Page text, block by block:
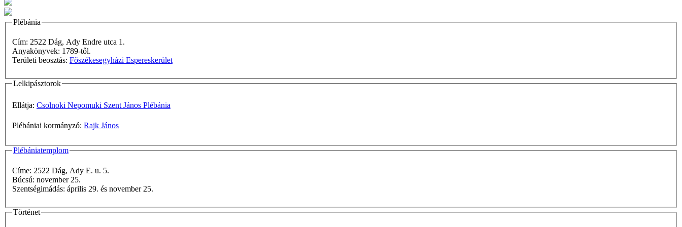
Plébánia
Cím: 2522 Dág, Ady Endre utca 1.
Anyakönyvek: 1789-től.
Területi beosztás: Főszékesegyházi Espereskerület
Lelkipásztorok
Ellátja: Csolnoki Nepomuki Szent János Plébánia
Plébániai kormányzó: Rajk János
Plébániatemplom
Címe: 2522 Dág, Ady E. u. 5.
Búcsú: november 25.
Szentségimádás: április 29. és november 25.
Történet